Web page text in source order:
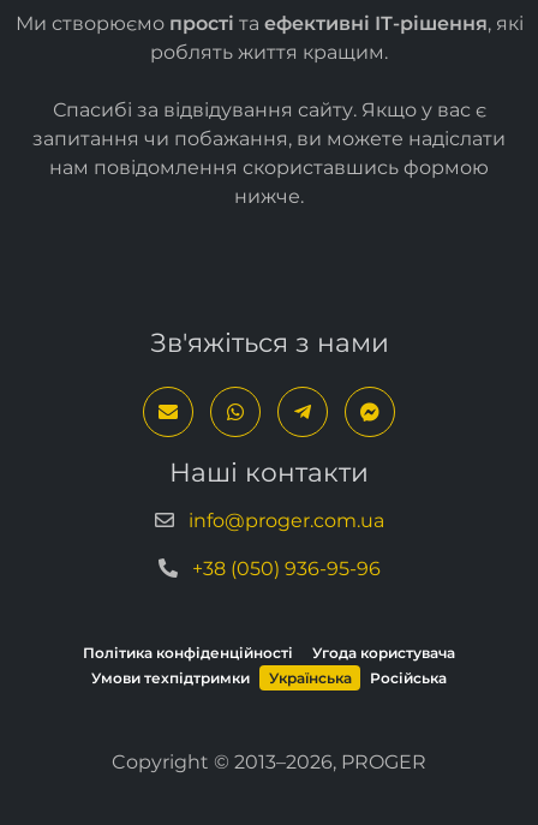
Ми створюємо прості та ефективні ІТ-рішення, які
роблять життя кращим.
Спасибі за відвідування сайту. Якщо у вас є
запитання чи побажання, ви можете надіслати
нам повідомлення скориставшись формою
нижче.
Зв'яжіться з нами
Наші контакти
info@proger.com.ua
+38 (050) 936-95-96
Політика конфіденційності
Угода користувача
Умови техпідтримки
Українська Російська
Copyright © 2013–2026, PROGER